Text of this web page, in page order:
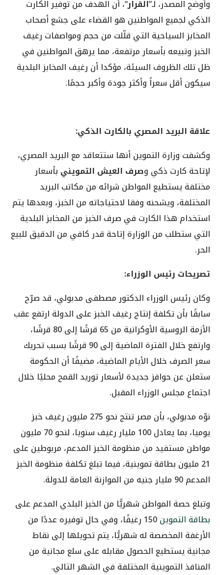
وأوضح المصدر، لـ”القرار“، أن الهدف من توفير الكارت
الذكي لجميع المواطنين هو القضاء على جشع أصحاب
المخابز السياحية التي قلّلت من حجم ومواصفات رغيف
الخبز وتبيعه بأسعار مرتفعة، مما يرهق المواطنين في
ظل تلك الظروف السيئة، مؤكدا أن رغيف المخابز البلدية
سيكون أقل سعراً وأكثر جودة وأكبر حجمًا.
علاقة البريد المصري بالكارت الذكي:
وكشفت وزارة التموين أنها ستتعاقد مع البريد المصري،
لإتاحة كارت ذكي وصرف العيش التمويني بأسعار
مختلفة يستطيع المواطن شرائه من مكاتب البريد
المختلفة، ويشحنه وفقا لاحتياجاته من الخبز، وبعدها يتم
استخدام هذا الكارت في صرف الخبز من المخابز البلدية
التي ستطلب من الوزارة إتاحة قدر كافي من الدقيق للبيع
الحر.
تصريحات رئيس الوزراء:
وكان رئيس الوزراء الدكتور مصطفى مدبولي، قد صرّح
سابقًا بأن تكلفة إنتاج رغيف الخبز على الدولة ارتفع عقب
الأزمة الروسية الأوكرانية من 65 قرشًا إلى 80 قرشًا،
وارتفع خلال الفترة الماضية إلى 90 قرشًا بسبب تحريك
سعر الصرف خلال الأيام الماضية، مضيفًا أن الحكومة
ستعلن عن حوافز جديدة لأسعار توريد القمح محليًا خلال
اجتماع مجلس الوزراء المقبل.
نوّه مدبولي، بأن مصر تنتج نحو 275 مليون رغيف خبز
يوميا، بما يعادل 100 مليار رغيف سنويا، لنحو 70 مليون
مواطن مستفيد من منظومة الخبز المدعم، مربوطين على
21 مليون بطاقة تموينية، فيما تبلغ تكلفة منظومة الخبز
المدعم 90 مليار جنيه من الموازنة العامة للدولة.
وتبلغ حصة المواطن شهريًّا من الخبز البلدي المدعم على
بطاقة التموين
150 رغيفًا، وفي حال توفيره عددًا من
الأرغفة المخصصة له شهريًّا، يتم تحويلها إلى نقاط
مجانية يستطيع الحصول مقابله على سلع مجانية من
المنافذ التموينية المختلفة في الشهر التالي.